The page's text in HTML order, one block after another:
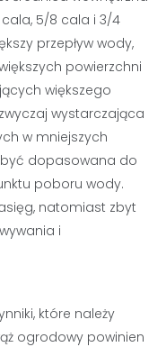
5/8 cala i 3/4
przepływ wody,
powierzchni
większego
wystarczająca
w mniejszych
być dopasowana do
poboru wody.
natomiast zbyt
i
które należy
ogrodowy powinien